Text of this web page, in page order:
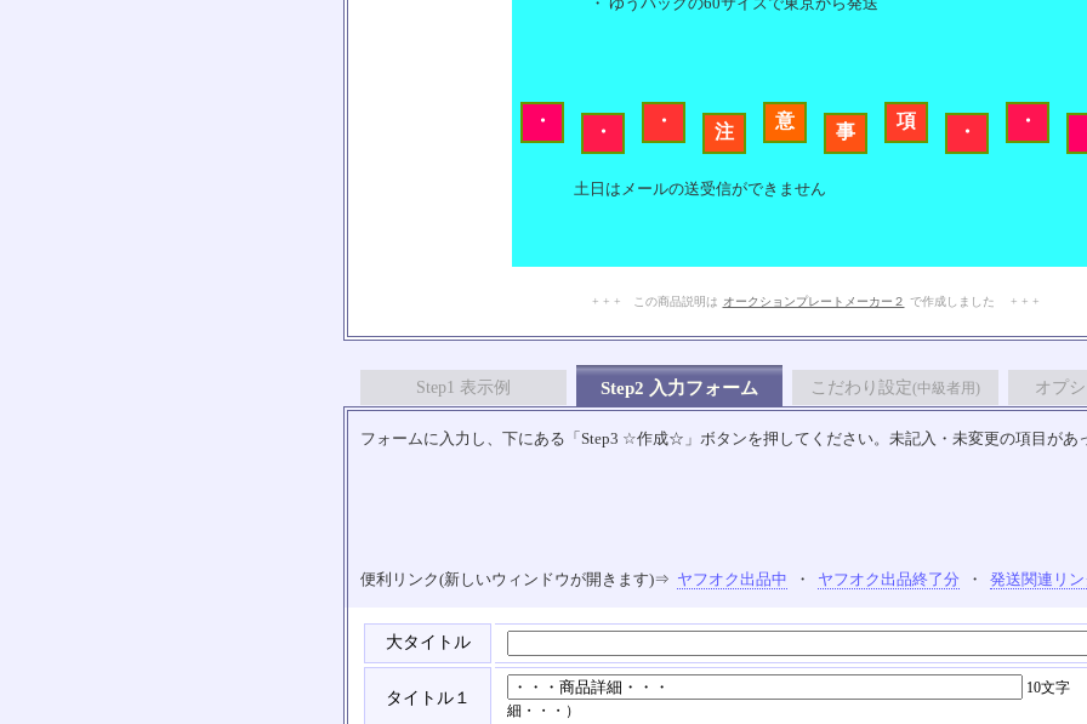
・
・
・
注
意
事
項
・
・
土日はメールの送受信ができません
+ + + この商品説明は オークションプレートメーカー２ で作成しました + + +
Step1 表示例 Step2 入力フォーム こだわり設定(中級者用) オプ
フォームに入力し、下にある「Step3 ☆作成☆」ボタンを押してください。未記入・未変更の項目があ
便利リンク(新しいウィンドウが開きます)⇒ ヤフオク出品中 ・ ヤフオク出品終了分 ・ 発送関連リ
大タイトル
タイトル１
10文字
細・・・）